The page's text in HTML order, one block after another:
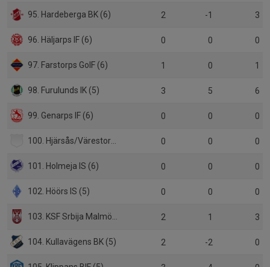
95. Hardeberga BK (6) 2 -1 3
96. Häljarps IF (6) 0 0 0
97. Farstorps GoIF (6) 1 0 1
98. Furulunds IK (5) 3 5 6
99. Genarps IF (6) 0 0 0
100. Hjärsås/Värestorps IF (6) 0 0 0
101. Holmeja IS (6) 0 0 0
102. Höörs IS (5) 0 0 0
103. KSF Srbija Malmö (5) 2 1 3
104. Kullavägens BK (5) 2 -2 0